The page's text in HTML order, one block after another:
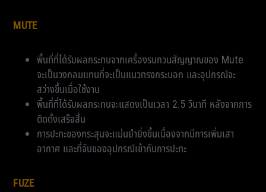
MUTE
พื้นที่ที่ได้รับผลกระทบจากเครื่องรบกวนสัญญาณของ Mute
จะเป็นวงกลมแทนที่จะเป็นแนวทรงกระบอก และอุปกรณ์จะ
สว่างขึ้นเมื่อใช้งาน
พื้นที่ที่ได้รับผลกระทบจะแสดงเป็นเวลา 2.5 วินาที หลังจากการ
ติดตั้งเสร็จสิ้น
การปะทะของกระสุนจะแม่นยำยิ่งขึ้นเนื่องจากมีการเพิ่มเสา
อากาศ และที่จับของอุปกรณ์เข้ากับการปะทะ
FUZE